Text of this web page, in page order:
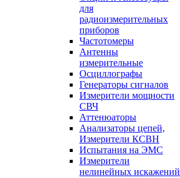
для
радиоизмерительных
приборов
Частотомеры
Антенны
измерительные
Осциллографы
Генераторы сигналов
Измерители мощности
СВЧ
Аттенюаторы
Анализаторы цепей,
Измерители КСВН
Испытания на ЭМС
Измерители
нелинейных искажений